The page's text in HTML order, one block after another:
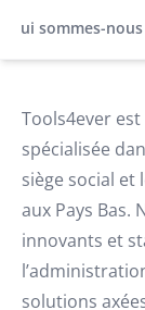
Qui sommes-nous
Tools4ever
spécialisée
siège social
aux Pays Bas.
innovants et
solutions